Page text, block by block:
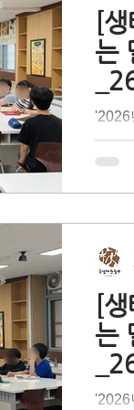
환의
더 나
지던
다.
천을
임감
있는
[
는
'2026
팩!)'
기후
문 강
해
균팩
환의
더
지던
다.
천을
임감
[
는
'2026